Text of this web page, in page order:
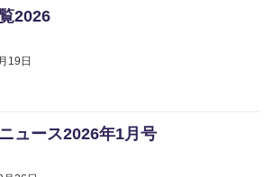
2026
19日
ュース2026年1月号